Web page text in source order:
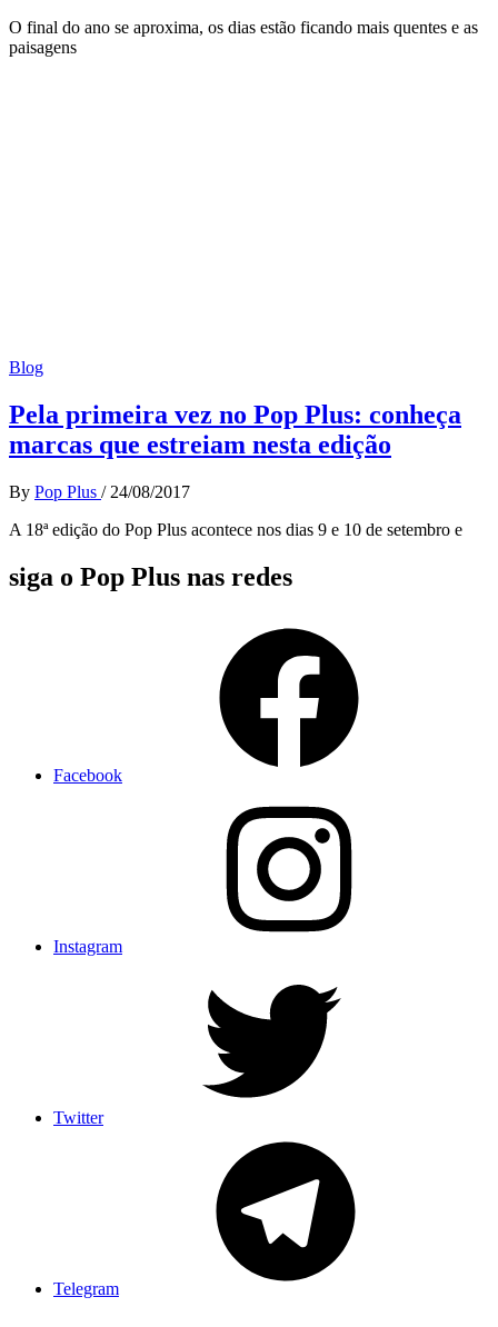
O final do ano se aproxima, os dias estão ficando mais quentes e as
paisagens
Blog
Pela primeira vez no Pop Plus: conheça
marcas que estreiam nesta edição
By Pop Plus / 24/08/2017
A 18ª edição do Pop Plus acontece nos dias 9 e 10 de setembro e
siga o Pop Plus nas redes
Facebook
Instagram
Twitter
Telegram